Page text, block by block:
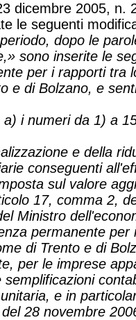
dicembre 2005, n.
le seguenti
dopo le
sono inserite le
per i rapporti tra
e di Bolzano, e
i numeri da 1) a
e della
conseguenti
sul valore
17, comma 2,
Ministro
permanente
di Trento e di
per le imprese
e in
28 novembre